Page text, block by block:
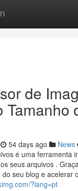
de
Tamanho
54 days ago News
é uma ferramenta
seus arquivos .
seu blog e acelerar
?lang=pt